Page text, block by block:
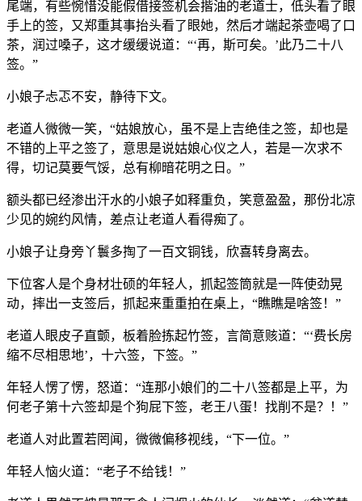
尾端，有些惋惜没能假借接签机会揩油的老道士，低头看了眼
手上的签，又郑重其事抬头看了眼她，然后才端起茶壶喝了口
茶，润过嗓子，这才缓缓说道：“‘再，斯可矣。’此乃二十八
签。”
小娘子忐忑不安，静待下文。
老道人微微一笑，“姑娘放心，虽不是上吉绝佳之签，却也是
不错的上平之签了，意思是说姑娘心仪之人，若是一次求不
得，切记莫要气馁，总有柳暗花明之日。”
额头都已经渗出汗水的小娘子如释重负，笑意盈盈，那份北凉
少见的婉约风情，差点让老道人看得痴了。
小娘子让身旁丫鬟多掏了一百文铜钱，欣喜转身离去。
下位客人是个身材壮硕的年轻人，抓起签筒就是一阵使劲晃
动，摔出一支签后，抓起来重重拍在桌上，“瞧瞧是啥签！”
老道人眼皮子直颤，板着脸拣起竹签，言简意赅道：“‘费长房
缩不尽相思地’，十六签，下签。”
年轻人愣了愣，怒道：“连那小娘们的二十八签都是上平，为
何老子第十六签却是个狗屁下签，老王八蛋！找削不是？！”
老道人对此置若罔闻，微微偏移视线，“下一位。”
年轻人恼火道：“老子不给钱！”